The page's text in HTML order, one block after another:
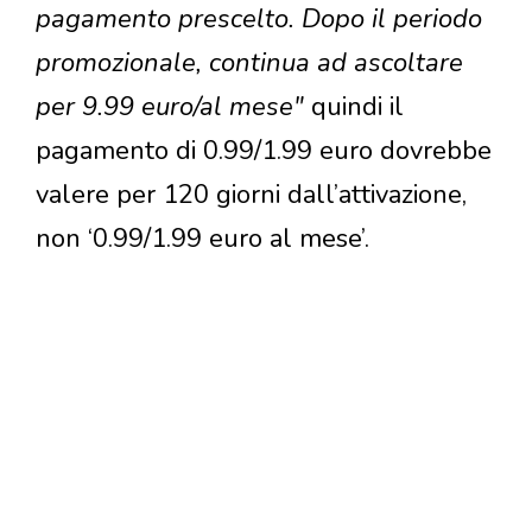
pagamento prescelto. Dopo il periodo
promozionale, continua ad ascoltare
per 9.99 euro/al mese" quindi il
pagamento di 0.99/1.99 euro dovrebbe
valere per 120 giorni dall’attivazione,
non ‘0.99/1.99 euro al mese’.